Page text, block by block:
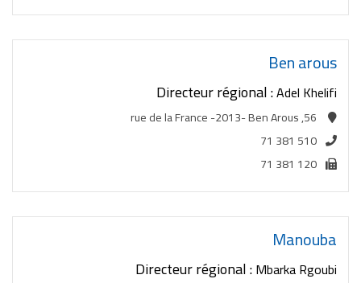
Ben arous
Directeur régional :Adel Khelifi
56, rue de la France -2013- Ben Arous
71 381 510
71 381 120
Manouba
Directeur régional :Mbarka Rgoubi